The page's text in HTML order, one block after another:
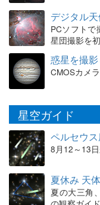
デジタル
PCソフトで
星団撮影を
惑星を撮影
CMOSカメ
星空ガイド
ペルセウ
8月12～13
夏休み 天
夏の大三角